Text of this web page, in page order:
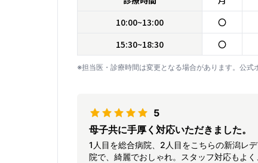
10:00~13:00
〇
15:30~18:30
〇
※担当医・診療時間は変更となる場合があります。公式
5
母子共に手厚く対応いただきました。
1人目を総合病院、2人目をこちらの新潟レディースラ
院で、綺麗でおしゃれ。スタッフ対応もよ